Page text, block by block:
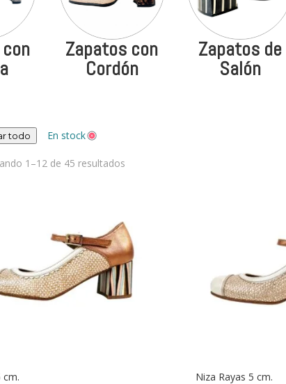
Zapatos con
Cordón
Zapatos de
Salón
todo En stock
1–12 de 45 resultadosOrdenado
cm.
Niza Rayas 5 cm.